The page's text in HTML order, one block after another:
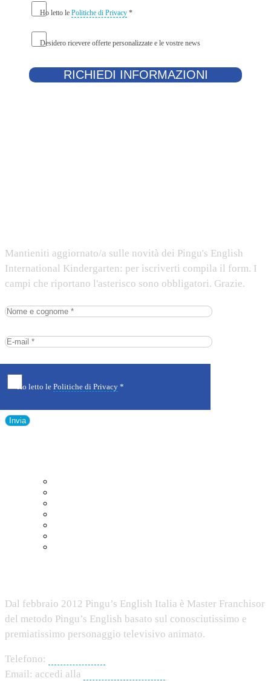
Ho letto le Politiche di Privacy *
Desidero ricevere offerte personalizzate e le vostre news
Mantieniti aggiornato/a sulle novità dei Pingu's English
International Kindergarten: per iscriverti compila il form. I
campi che riportano l'asterisco sono obbligatori. Grazie.
Ho letto le Politiche di Privacy *
Dal febbraio 2012 Pingu’s English Italia è Master Franchisor
del metodo Pingu’s English basato sul conosciutissimo e
premiatissimo personaggio televisivo animato.
Telefono:
Email: accedi alla